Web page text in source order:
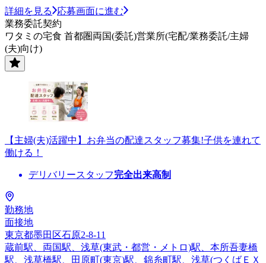
詳細を見る
応募画面に進む
業務委託契約
ワタミの宅食 首都圏両国(委託)営業所(宅配/業務委託/主婦
(夫)向け)
【主婦(夫)活躍中】お弁当の配達スタッフ募集!子供を連れて
働ける！
デリバリースタッフ完全出来高制
勤務地
面接地
東京都墨田区石原2-8-11
蔵前駅、両国駅、浅草(東武・都営・メトロ)駅、本所吾妻橋
駅、浅草橋駅、田原町(東京)駅、錦糸町駅、浅草(つくばＥＸ